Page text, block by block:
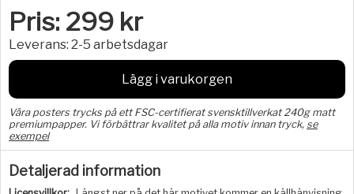
Pris: 299 kr
Leverans: 2-5 arbetsdagar
Lägg i varukorgen
Våra posters trycks på ett FSC-certifierat svensktillverkat 240g matt
premiumpapper. Vi förbättrar kvalitet på alla motiv innan tryck, se
exempel
Detaljerad information